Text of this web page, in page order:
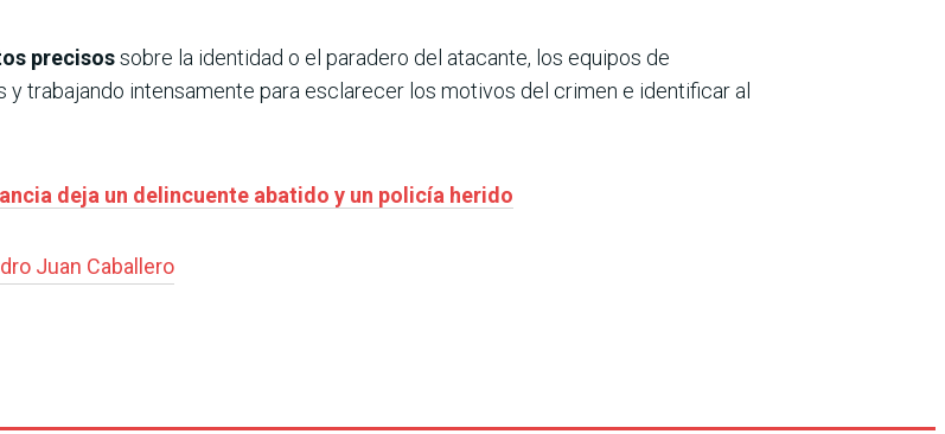
precisossobre la identidad o el paradero del atacante, los equipos de
trabajando intensamente para esclarecer los motivos del crimen e identificar al
deja un delincuente abatido y un policía herido
Juan Caballero